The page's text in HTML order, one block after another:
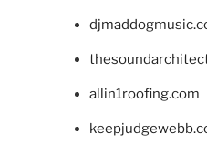
allin1roofing.com